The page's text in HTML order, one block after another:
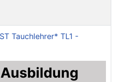
Ausbildung